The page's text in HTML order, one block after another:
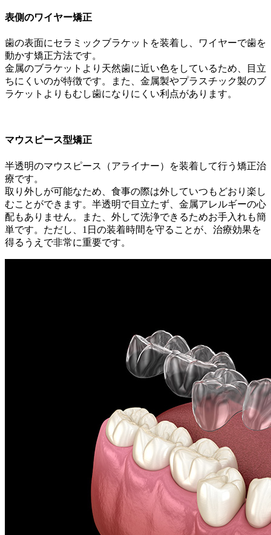
表側のワイヤー矯正
歯の表面にセラミックブラケットを装着し、ワイヤーで歯を
動かす矯正方法です。
金属のブラケットより天然歯に近い色をしているため、目立
ちにくいのが特徴です。また、金属製やプラスチック製のブ
ラケットよりもむし歯になりにくい利点があります。
マウスピース型矯正
半透明のマウスピース（アライナー）を装着して行う矯正治
療です。
取り外しが可能なため、食事の際は外していつもどおり楽し
むことができます。半透明で目立たず、金属アレルギーの心
配もありません。また、外して洗浄できるためお手入れも簡
単です。ただし、1日の装着時間を守ることが、治療効果を
得るうえで非常に重要です。